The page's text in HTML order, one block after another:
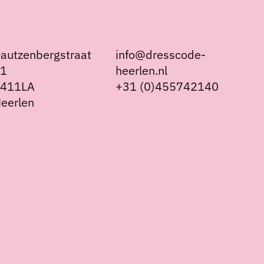
info@dresscode-
heerlen.nl
+31 (0)455742140